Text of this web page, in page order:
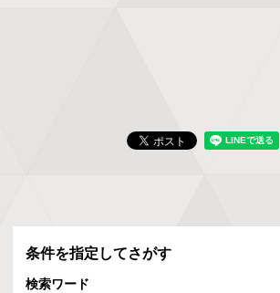
条件を指定してさがす
検索ワード